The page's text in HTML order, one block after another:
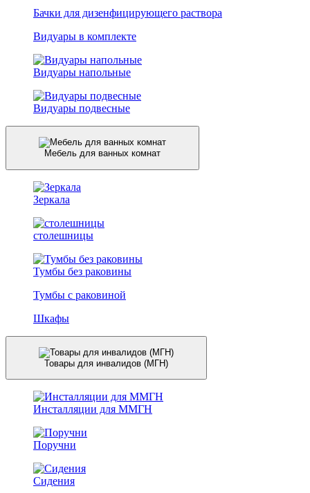
Бачки для дизенфицирующего раствора
Видуары в комплекте
Видуары напольные
Видуары подвесные
Мебель для ванных комнат
Зеркала
столешницы
Тумбы без раковины
Тумбы с раковиной
Шкафы
Товары для инвалидов (МГН)
Инсталляции для ММГН
Поручни
Сидения